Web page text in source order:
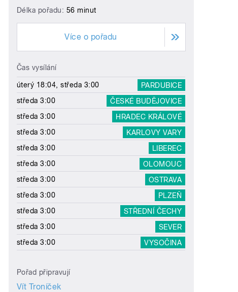
Délka pořadu: 56 minut
Více o pořadu
Čas vysílání
úterý 18:04, středa 3:00
PARDUBICE
středa 3:00
ČESKÉ BUDĚJOVICE
středa 3:00
HRADEC KRÁLOVÉ
středa 3:00
KARLOVY VARY
středa 3:00
LIBEREC
středa 3:00
OLOMOUC
středa 3:00
OSTRAVA
středa 3:00
PLZEŇ
středa 3:00
STŘEDNÍ ČECHY
středa 3:00
SEVER
středa 3:00
VYSOČINA
Pořad připravují
Vít Troníček